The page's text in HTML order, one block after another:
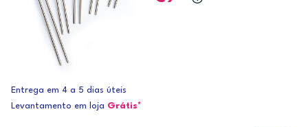
Entrega em 4 a 5 dias úteis
Levantamento em loja Grátis*